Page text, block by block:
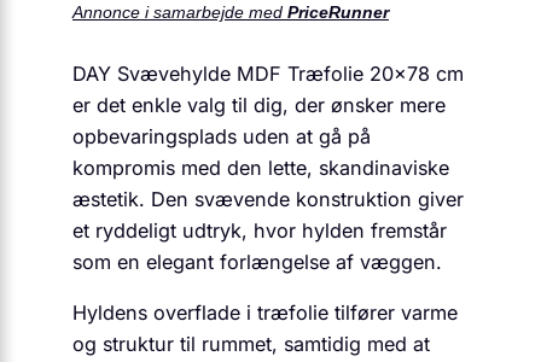
Annonce i samarbejde med PriceRunner
DAY Svævehylde MDF Træfolie 20×78 cm
er det enkle valg til dig, der ønsker mere
opbevaringsplads uden at gå på
kompromis med den lette, skandinaviske
æstetik. Den svævende konstruktion giver
et ryddeligt udtryk, hvor hylden fremstår
som en elegant forlængelse af væggen.
Hyldens overflade i træfolie tilfører varme
og struktur til rummet, samtidig med at